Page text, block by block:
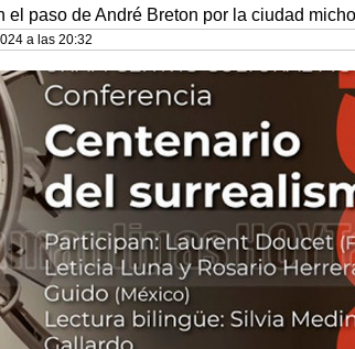
paso de André Breton por la ciudad
a las 20:32